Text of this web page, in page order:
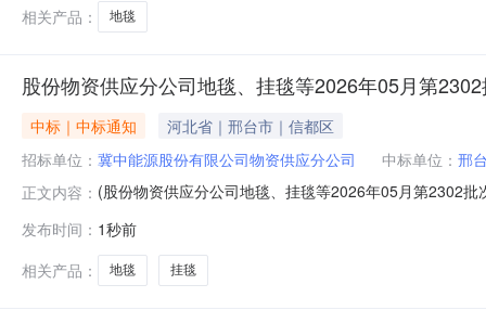
相关产品：
地毯
股份物资供应分公司地毯、挂毯等2026年05月第
中标｜中标通知
河北省｜邢台市｜信都区
招标单位： 冀中能源股份有限公司物资供应分公司 中标单位： 邢
正文内容： (股份物资供应分公司地毯、挂毯等2026年05月第2302
排名统一社会信用代码成交供应商单位名称成交价格质
发布时间： 1秒前
相关产品：
地毯 挂毯